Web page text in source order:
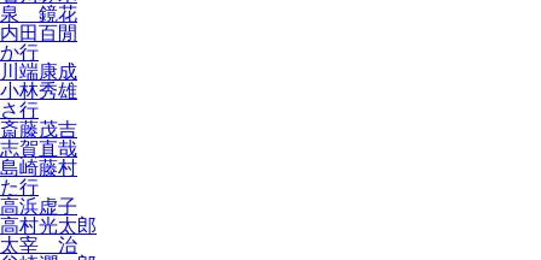
泉 鏡花
内田百閒
か行
川端康成
小林秀雄
さ行
斎藤茂吉
志賀直哉
島崎藤村
た行
高浜虚子
高村光太郎
太宰 治